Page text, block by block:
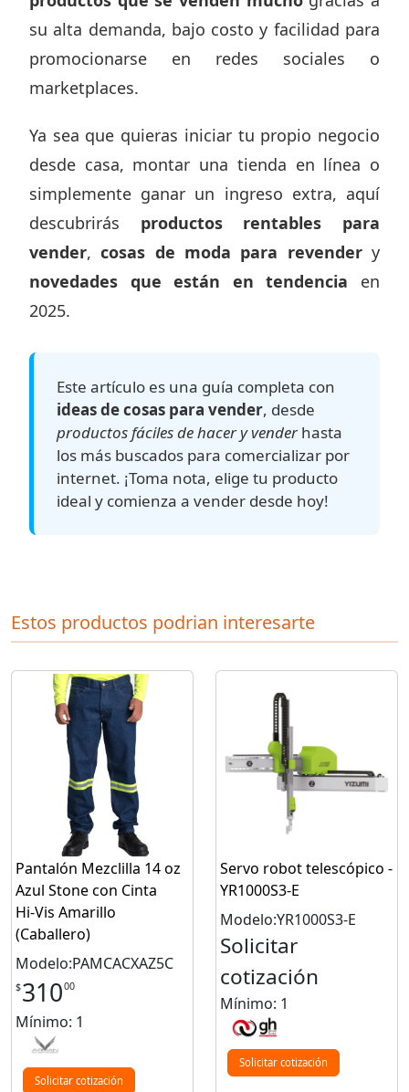
su alta demanda, bajo costo y facilidad para
promocionarse en redes sociales o
marketplaces.
Ya sea que quieras iniciar tu propio negocio
desde casa, montar una tienda en línea o
simplemente ganar un ingreso extra, aquí
descubrirás productos rentables para
vender,cosas de moda para revendery
novedades que están en tendencia en
2025.
Este artículo es una guía completa con
ideas de cosas para vender, desde
productos fáciles de hacer y venderhasta
los más buscados para comercializar por
internet. ¡Toma nota, elige tu producto
ideal y comienza a vender desde hoy!
Estos productos podrian interesarte
Pantalón Mezclilla 14 oz
Azul Stone con Cinta
Hi‑Vis Amarillo
(Caballero)
Modelo:PAMCACXAZ5C
$31000
Mínimo: 1
Solicitar cotización
Servo robot telescópico -
YR1000S3-E
Modelo:YR1000S3-E
Solicitar
cotización
Mínimo: 1
Solicitar cotización